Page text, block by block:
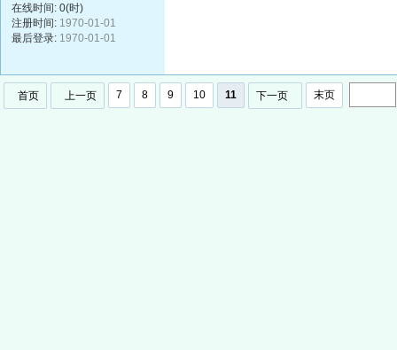
在线时间: 0(时)
注册时间: 1970-01-01
最后登录: 1970-01-01
首页 上一页 7 8 9 10 11 下一页 末页